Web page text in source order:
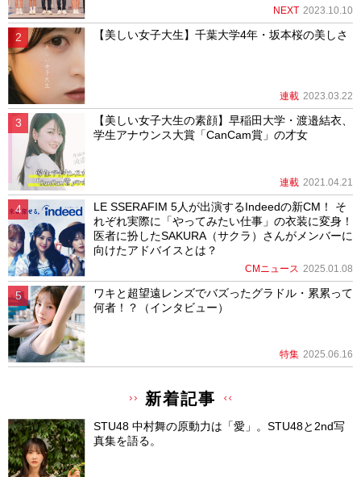
NEXT 2023.10.10
【美しい女子大生】千葉大学4年・坂本桜の美しさ
連載 2023.03.22
【美しい女子大生の素顔】早稲田大学・渡邉結衣、
学生アナウンス大賞「CanCam賞」の才女
連載 2021.04.21
LE SSERAFIM 5人が出演するIndeedの新CM！ そ
れぞれ実際に「やってみたい仕事」の衣装に変身！
医者に扮したSAKURA（サクラ）さんがメンバーに
向けたアドバイスとは？
CMニュース 2025.01.08
ワキと超望遠レンズでバズったグラドル・累累って
何者！？（インタビュー）
特集 2025.06.16
新着記事
STU48 中村舞の原動力は「愛」。STU48と2nd写
真集を語る。